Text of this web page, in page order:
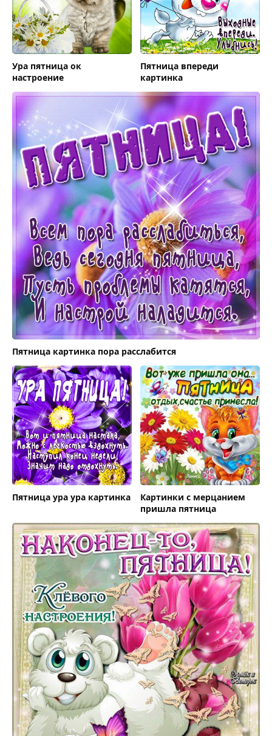
Ура пятница ок
настроение
Пятница впереди
картинка
Пятница картинка пора расслабится
Пятница ура ура картинка
Картинки с мерцанием
пришла пятница